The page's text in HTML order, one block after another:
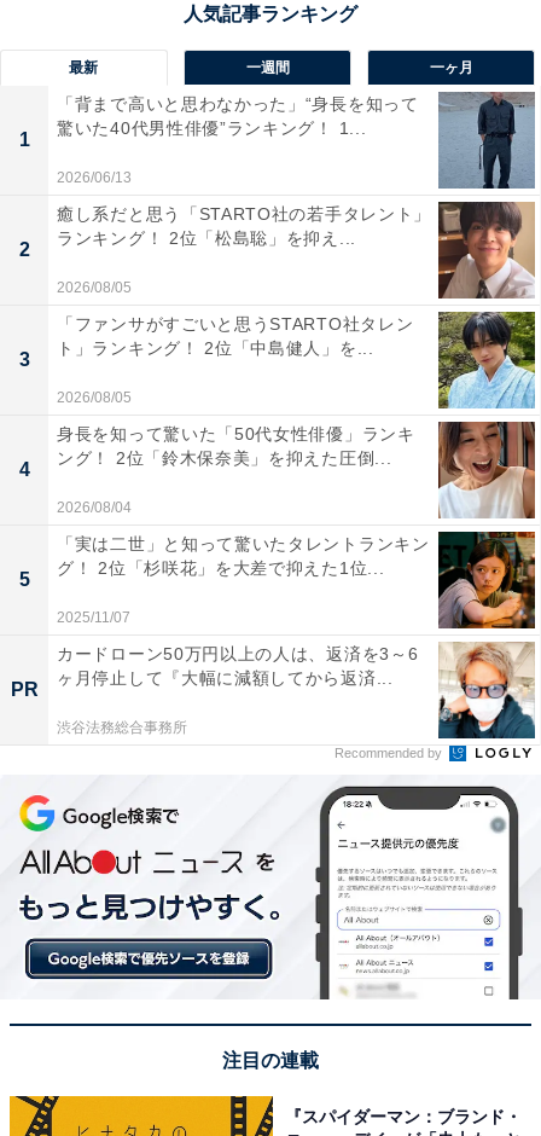
1位：雪塩ちんすこう（南風堂グループ）／115票
1位は「雪塩ちんすこう（南風堂グループ）」でした。
沖縄の伝統菓子「ちんすこう」に、宮古島の地下海水を
汲み上げて作られたパウダー状の塩「雪塩」を合わせた
人気商品です。雪塩がちんすこうの甘さを引き立て、サ
クッとした食感と絶妙な甘じょっぱさが楽しめます。ア
ンケートでは、個数が多くて配りやすい点や、甘過ぎな
い味が男女問わず好評であること、賞味期限が長く常温
保存できる便利さが評価されました。
回答者からは「塩味の効いた軽い食感で人気が高く、個
包装で配りやすいため」（20代女性／長崎県）、「甘じ
ょっぱい感じがお茶請けにぴったりなので職場でも喜ば
れる」（40代男性／東京都）、「沖縄らしさが感じられ
るのがちんすこうだから」（40代男性／神奈川県）とい
った声が寄せられました。
※回答者からのコメントは原文ママです
9位までのランキング結果を見る
最新 一週間 一ヶ月
1
「背まで高いと思わなかった」“身長を知って
驚いた40代男性俳優”ランキング！ 1...
2026/06/13
2
癒し系だと思う「STARTO社の若手タレント」
ランキング！ 2位「松島聡」を抑え...
2026/08/05
3
「ファンサがすごいと思うSTARTO社タレン
ト」ランキング！ 2位「中島健人」を...
2026/08/05
4
身長を知って驚いた「50代女性俳優」ランキ
ング！ 2位「鈴木保奈美」を抑えた圧倒...
2026/08/04
5
「実は二世」と知って驚いたタレントランキン
グ！ 2位「杉咲花」を大差で抑えた1位...
2025/11/07
PR
カードローン50万円以上の人は、返済を3～6
ヶ月停止して『大幅に減額してから返済...
渋谷法務総合事務所
Recommended by
注目の連載
『スパイダーマン：ブランド・